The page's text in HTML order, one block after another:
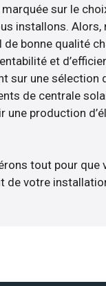
marquée sur le
installons. Alors,
de bonne qualité
et
sur une sélection
de centrale
une production
tout pour que
de votre